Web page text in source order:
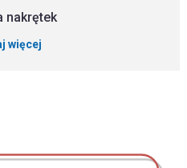
nakrętek
więcej